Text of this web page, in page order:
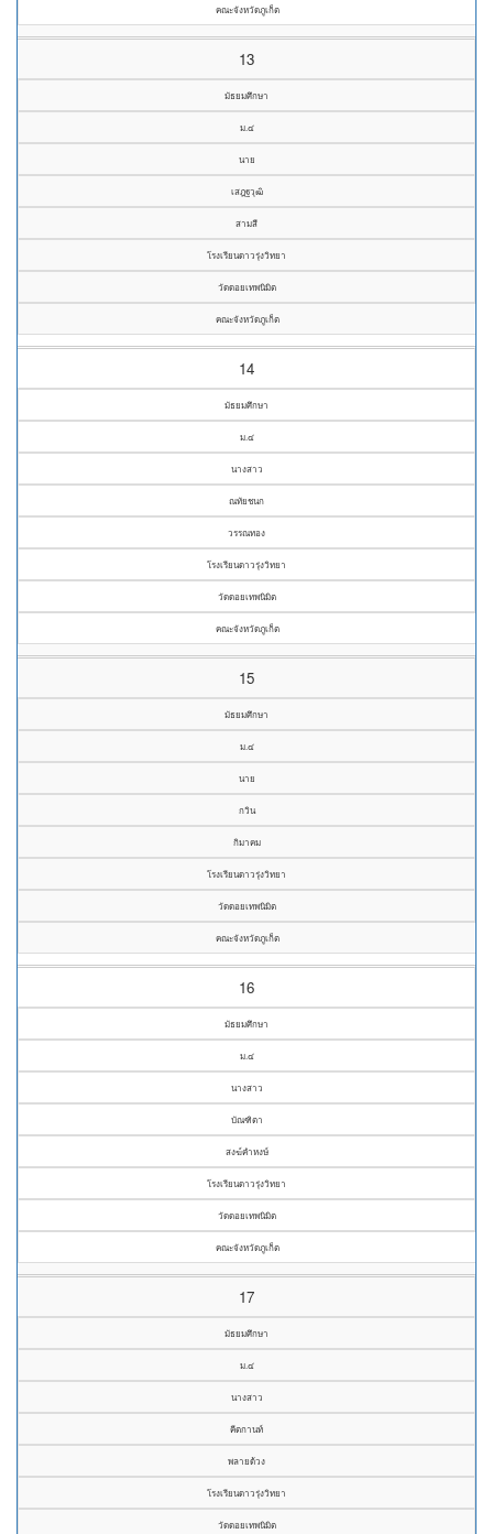
คณะจังหวัดภูเก็ต
13
มัธยมศึกษา
ม.๔
นาย
เสฎฐวุฒิ
สามสี
โรงเรียนดาวรุ่งวิทยา
วัดดอยเทพนิมิต
คณะจังหวัดภูเก็ต
14
มัธยมศึกษา
ม.๔
นางสาว
ณทัยชนก
วรรณทอง
โรงเรียนดาวรุ่งวิทยา
วัดดอยเทพนิมิต
คณะจังหวัดภูเก็ต
15
มัธยมศึกษา
ม.๔
นาย
กวิน
กิมาคม
โรงเรียนดาวรุ่งวิทยา
วัดดอยเทพนิมิต
คณะจังหวัดภูเก็ต
16
มัธยมศึกษา
ม.๔
นางสาว
บัณฑิตา
สงฆ์คำหงษ์
โรงเรียนดาวรุ่งวิทยา
วัดดอยเทพนิมิต
คณะจังหวัดภูเก็ต
17
มัธยมศึกษา
ม.๔
นางสาว
คีตกานท์
พลายด้วง
โรงเรียนดาวรุ่งวิทยา
วัดดอยเทพนิมิต